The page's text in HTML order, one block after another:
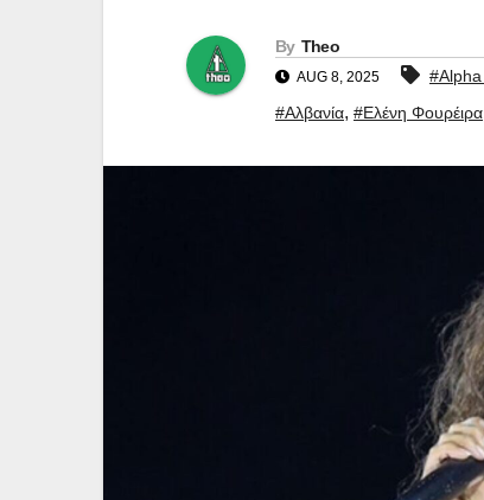
By Theo
AUG 8, 2025
#Αλβανία, #Ελένη Φουρέιρα